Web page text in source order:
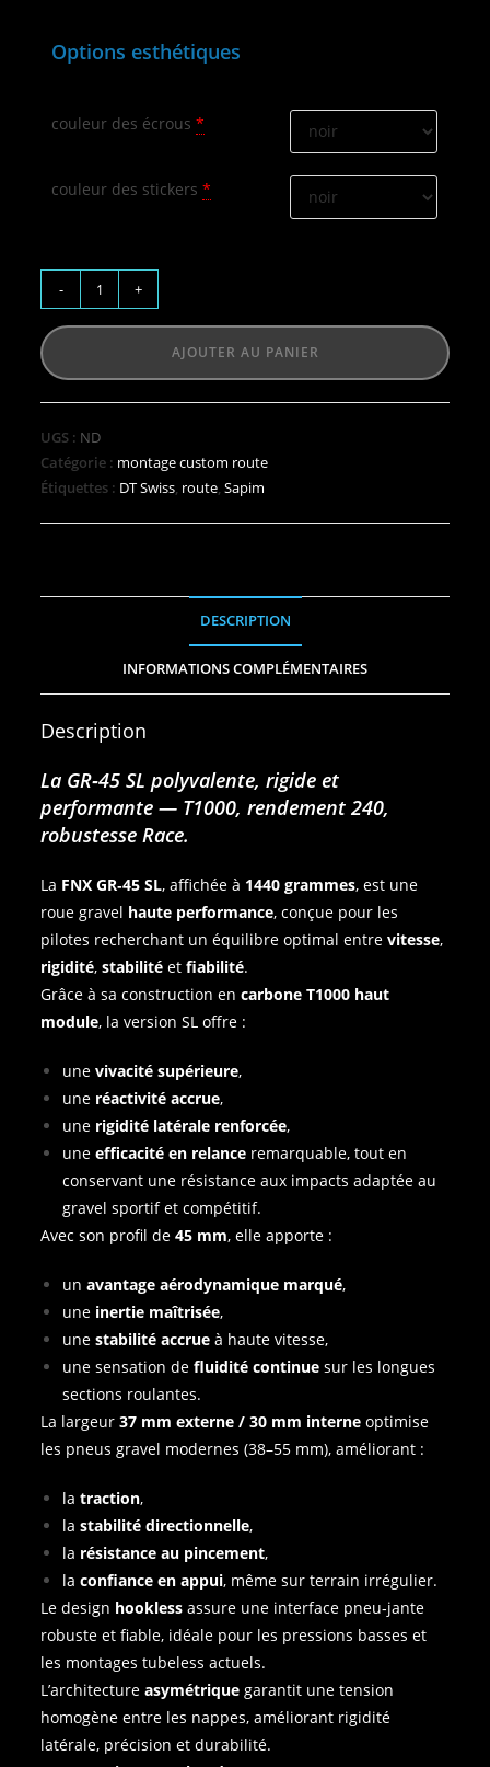
Options esthétiques
couleur des écrous *
couleur des stickers *
- +
AJOUTER AU PANIER
UGS : ND
Catégorie : montage custom route
Étiquettes : DT Swiss, route,Sapim
DESCRIPTION
INFORMATIONS COMPLÉMENTAIRES
Description
La GR‑45 SL polyvalente, rigide et
performante — T1000, rendement 240,
robustesse Race.
La FNX GR‑45 SL, affichée à 1440 grammes, est une
roue gravel haute performance, conçue pour les
pilotes recherchant un équilibre optimal entrevitesse,
rigidité,stabilité etfiabilité.
Grâce à sa construction encarbone T1000 haut
module, la version SL offre :
unevivacité supérieure,
une réactivité accrue,
une rigidité latérale renforcée,
uneefficacité en relance remarquable, tout en
conservant une résistance aux impacts adaptée au
gravel sportif et compétitif.
Avec son profil de45 mm, elle apporte :
unavantage aérodynamique marqué,
une inertie maîtrisée,
unestabilité accrue à haute vitesse,
une sensation defluidité continue sur les longues
sections roulantes.
La largeur37 mm externe / 30 mm interne optimise
les pneus gravel modernes (38–55 mm), améliorant :
latraction,
lastabilité directionnelle,
la résistance au pincement,
laconfiance en appui, même sur terrain irrégulier.
Le design hookless assure une interface pneu‑jante
robuste et fiable, idéale pour les pressions basses et
les montages tubeless actuels.
L’architectureasymétrique garantit une tension
homogène entre les nappes, améliorant rigidité
latérale, précision et durabilité.